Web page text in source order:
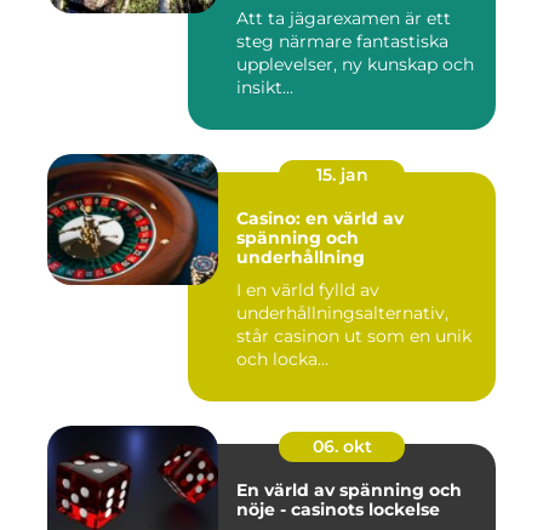
Att ta jägarexamen är ett
steg närmare fantastiska
upplevelser, ny kunskap och
insikt...
15. jan
Casino: en värld av
spänning och
underhållning
I en värld fylld av
underhållningsalternativ,
står casinon ut som en unik
och locka...
06. okt
En värld av spänning och
nöje - casinots lockelse